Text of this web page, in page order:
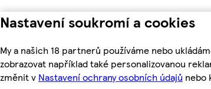
Nastavení soukromí a cookies
My a našich 18 partnerů používáme nebo
zobrazovat například také personalizovanou
změnit v Nastavení ochrany osobních údajů nebo